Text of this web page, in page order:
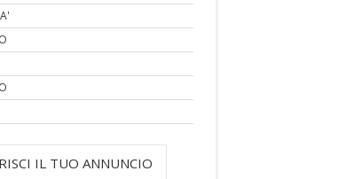
IL TUO ANNUNCIO